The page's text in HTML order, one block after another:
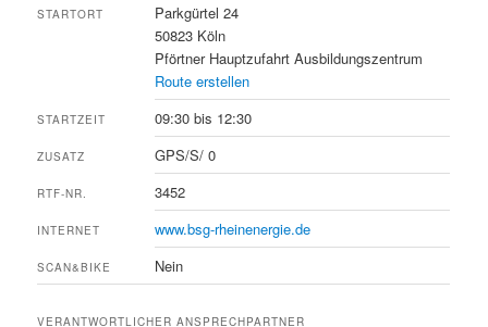
STARTORT
Parkgürtel 24
50823 Köln
Pförtner Hauptzufahrt Ausbildungszentrum
Route erstellen
STARTZEIT 09:30 bis 12:30
ZUSATZ GPS/S/ 0
RTF-NR. 3452
INTERNET www.bsg-rheinenergie.de
SCAN&BIKE Nein
VERANTWORTLICHER ANSPRECHPARTNER